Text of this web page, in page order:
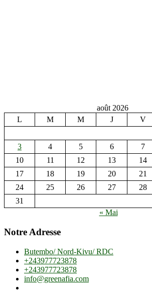
août 2026
L
M M J V
3
4 5 6 7
10
11 12 13 14
17
18 19 20 21
24
25 26 27 28
31
« Mai
Notre Adresse
Butembo/ Nord-Kivu/ RDC
+243977723878
+243977723878
info@greenafia.com